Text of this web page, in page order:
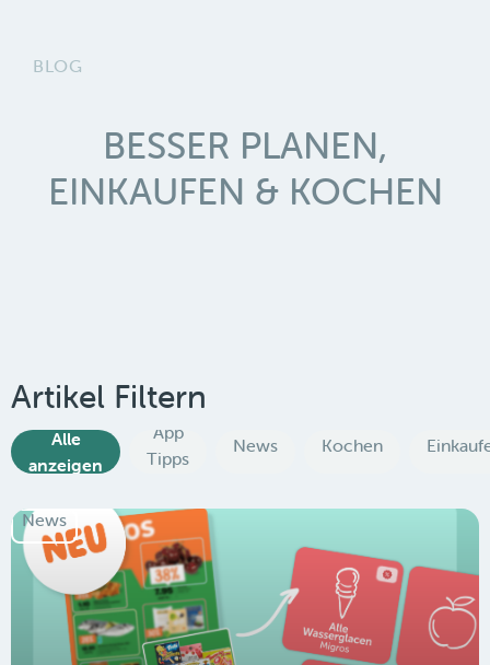
BLOG
BESSER PLANEN,
EINKAUFEN & KOCHEN
Artikel Filtern
Alle
anzeigen
App
Tipps
News Kochen
News